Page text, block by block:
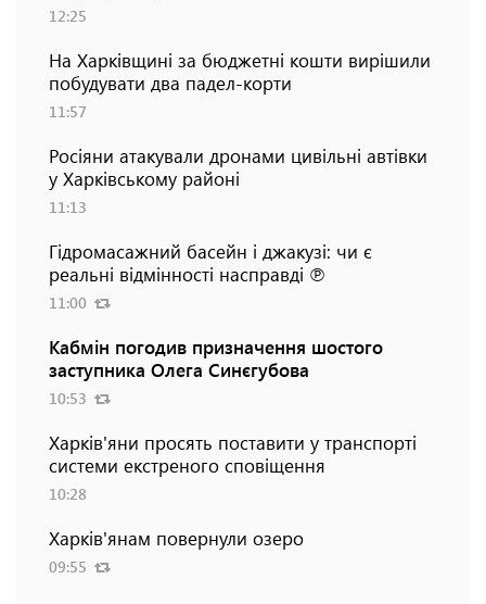
12:25
На Харківщині за бюджетні кошти вирішили
побудувати два падел-корти
11:57
Росіяни атакували дронами цивільні автівки
у Харківському районі
11:13
Гідромасажний басейн і джакузі: чи є
реальні відмінності насправді ℗
11:00
Кабмін погодив призначення шостого
заступника Олега Синєгубова
10:53
Харків'яни просять поставити у транспорті
системи екстреного сповіщення
10:28
Харків'янам повернули озеро
09:55